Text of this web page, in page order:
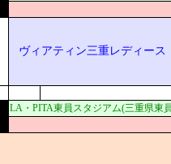
ヴィアティン三重レディース
LA・PITA東員スタジアム(三重県東